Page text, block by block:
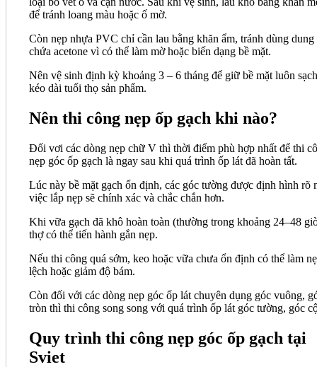
để tránh loang màu hoặc ố mờ.
Còn nẹp nhựa PVC chỉ cần lau bằng khăn ẩm, tránh dùng dung
chứa acetone vì có thể làm mờ hoặc biến dạng bề mặt.
Nên vệ sinh định kỳ khoảng 3 – 6 tháng để giữ bề mặt luôn
kéo dài tuổi thọ sản phẩm.
Nên thi công nẹp ốp gạch khi nào?
Đối vơi các dòng nẹp chữ V thì thời điểm phù hợp nhất để thi
nẹp góc ốp gạch là ngay sau khi quá trình ốp lát đã hoàn tất.
Lúc này bề mặt gạch ổn định, các góc tường được định hình rõ
việc lắp nẹp sẽ chính xác và chắc chắn hơn.
Khi vữa gạch đã khô hoàn toàn (thường trong khoảng 24–48
thợ có thể tiến hành gắn nẹp.
Nếu thi công quá sớm, keo hoặc vữa chưa ổn định có thể làm
lệch hoặc giảm độ bám.
Còn đối với các dòng nẹp góc ốp lát chuyên dụng góc vuông,
tròn thì thi công song song với quá trình ốp lát góc tường, góc
Quy trình thi công nẹp góc ốp gạch tại
Sviet